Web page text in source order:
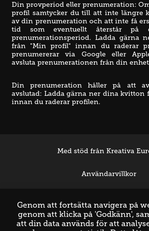
Din provperiod eller prenumeration:
profil samtycker du till att inte längre
av din prenumeration och att inte få
tid som eventuellt återstår på
prenumerationsperiod. Ladda gärna
från "Min profil" innan du raderar
prenumererar via Google eller
avsluta prenumerationen från din
Din prenumeration håller på att
avslutad: Ladda gärna ner dina kvitton
innan du raderar profilen.
Med stöd från Kreativa
Användarvillkor
Genom att fortsätta navigera på
genom att klicka på 'Godkänn',
att din data används för att